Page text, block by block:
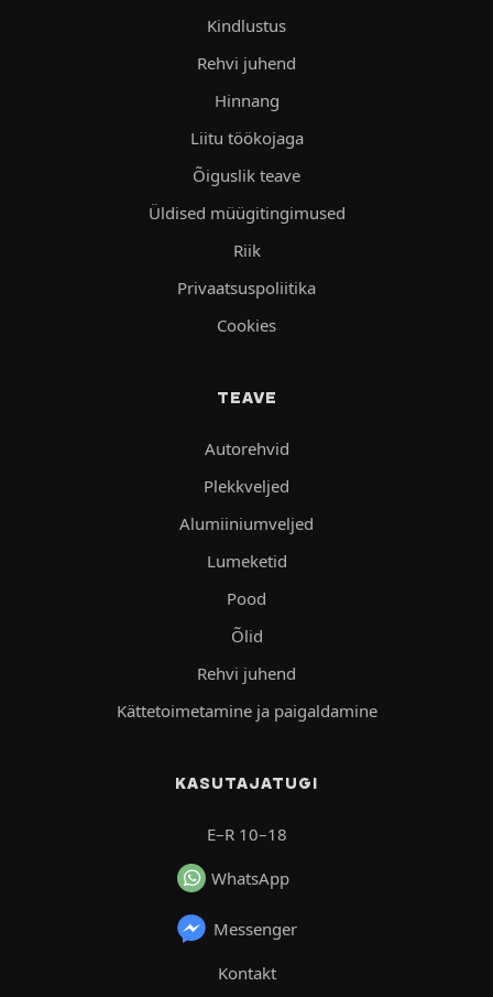
Kindlustus
Rehvi juhend
Hinnang
Liitu töökojaga
Õiguslik teave
Üldised müügitingimused
Riik
Privaatsuspoliitika
Cookies
TEAVE
Autorehvid
Plekkveljed
Alumiiniumveljed
Lumeketid
Pood
Õlid
Rehvi juhend
Kättetoimetamine ja paigaldamine
KASUTAJATUGI
E–R 10–18
WhatsApp
Messenger
Kontakt